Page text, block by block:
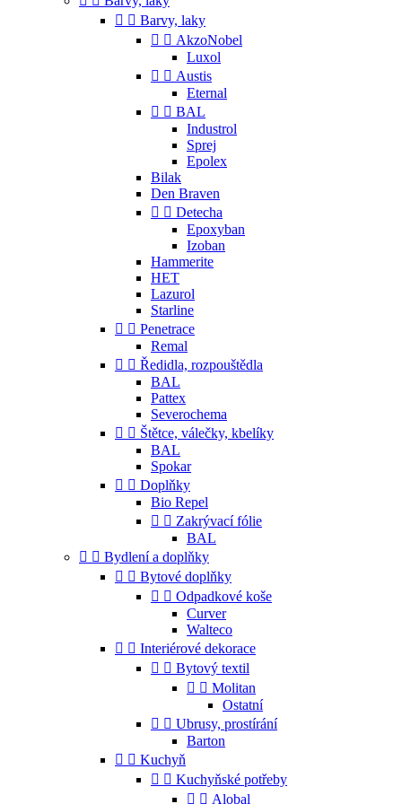
  Barvy, laky
  AkzoNobel
Luxol
  Austis
Eternal
  BAL
Industrol
Sprej
Epolex
Bilak
Den Braven
  Detecha
Epoxyban
Izoban
Hammerite
HET
Lazurol
Starline
  Penetrace
Remal
  Ředidla, rozpouštědla
BAL
Pattex
Severochema
  Štětce, válečky, kbelíky
BAL
Spokar
  Doplňky
Bio Repel
  Zakrývací fólie
BAL
  Bydlení a doplňky
  Bytové doplňky
  Odpadkové koše
Curver
Walteco
  Interiérové dekorace
  Bytový textil
  Molitan
Ostatní
  Ubrusy, prostírání
Barton
  Kuchyň
  Kuchyňské potřeby
  Alobal